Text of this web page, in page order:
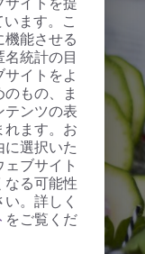
イトを提
ます。こ
能させる
統計の目
イトをよ
もの、ま
ンツの表
ます。お
選択いた
ブサイト
る可能性
。詳しく
をご覧くだ